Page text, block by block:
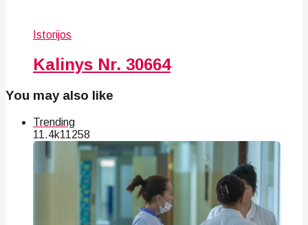
Istorijos
Kalinys Nr. 30664
You may also like
Trending
11.4k11258